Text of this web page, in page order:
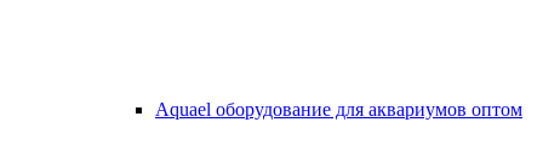
Aquael оборудование для аквариумов оптом